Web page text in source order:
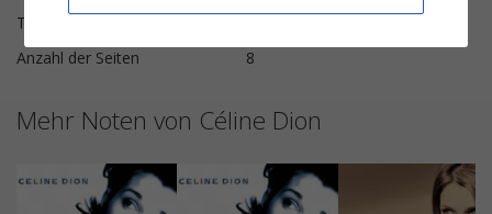
Tonart
Anzahl der Seiten
8
Mehr Noten von Céline Dion